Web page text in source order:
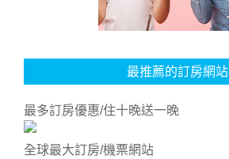
最推薦的訂房網站
最多訂房優惠/住十晚送一晚
全球最大訂房/機票網站